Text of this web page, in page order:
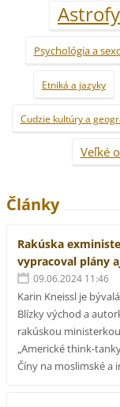
Psychológia a
Etniká a jazyky
Cudzie kultúry a
Veľké
Články
Rakúska
vypracoval plány
09.06.2024 11:46
Karin Kneissl je
Blízky východ a
rakúskou
„Americké think-
Číny na moslimské a